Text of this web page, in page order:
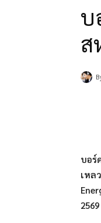
บ
ส
บอร์
เหล
2569